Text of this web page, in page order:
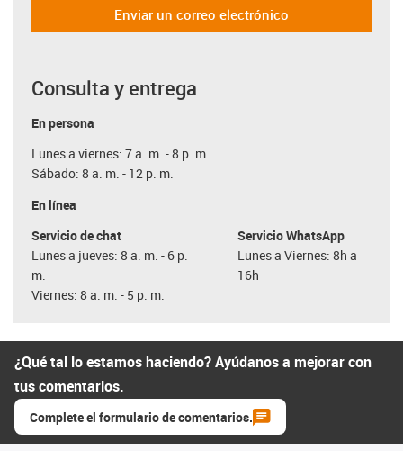
Enviar un correo electrónico
Consulta y entrega
En persona
Lunes a viernes: 7 a. m. - 8 p. m.
Sábado: 8 a. m. - 12 p. m.
En línea
Servicio de chat
Lunes a jueves: 8 a. m. - 6 p.
m.
Viernes: 8 a. m. - 5 p. m.
Servicio WhatsApp
Lunes a Viernes: 8h a
16h
¿Qué tal lo estamos haciendo? Ayúdanos a mejorar con
tus comentarios.
Complete el formulario de comentarios.